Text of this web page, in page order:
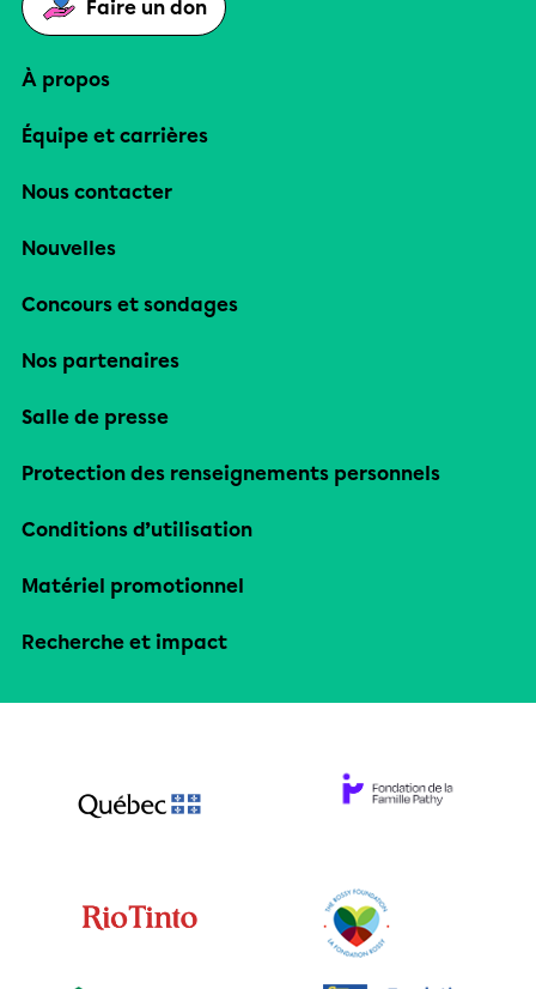
Faire un don
À propos
Équipe et carrières
Nous contacter
Nouvelles
Concours et sondages
Nos partenaires
Salle de presse
Protection des renseignements personnels
Conditions d’utilisation
Matériel promotionnel
Recherche et impact